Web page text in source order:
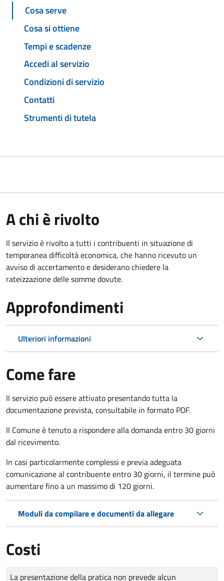
Cosa serve
Cosa si ottiene
Tempi e scadenze
Accedi al servizio
Condizioni di servizio
Contatti
Strumenti di tutela
A chi è rivolto
Il servizio è rivolto a tutti i contribuenti in situazione di
temporanea difficoltà economica, che hanno ricevuto un
avviso di accertamento e desiderano chiedere la
rateizzazione delle somme dovute.
Approfondimenti
Ulteriori informazioni
Come fare
Il servizio può essere attivato presentando tutta la
documentazione prevista, consultabile in formato PDF.
Il Comune è tenuto a rispondere alla domanda entro 30 giorni
dal ricevimento.
In casi particolarmente complessi e previa adeguata
comunicazione al contribuente entro 30 giorni, il termine può
aumentare fino a un massimo di 120 giorni.
Moduli da compilare e documenti da allegare
Costi
Tipo di pagamento
Importo
La presentazione della pratica non prevede alcun